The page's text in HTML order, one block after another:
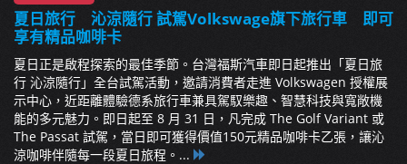
夏日旅行 沁涼隨行 試駕Volkswage旗下旅行車 即可
享有精品咖啡卡
夏日正是啟程探索的最佳季節。台灣福斯汽車即日起推出「夏日旅
行 沁涼隨行」全台試駕活動，邀請消費者走進 Volkswagen 授權展
示中心，近距離體驗德系旅行車兼具駕馭樂趣、智慧科技與寬敞機
能的多元魅力。即日起至 8 月 31 日，凡完成 The Golf Variant 或
The Passat 試駕，當日即可獲得價值150元精品咖啡卡乙張，讓沁
涼咖啡伴隨每一段夏日旅程。...